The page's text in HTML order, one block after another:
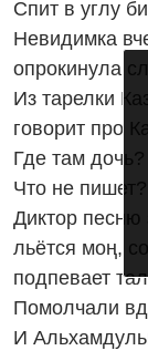
Спит в углу
Невидимка
опрокинула
Из тарелки
говорит про
Где там дочь?
Что не пишет?
Диктор песню
льётся моң,
подпевает
Помолчали
И